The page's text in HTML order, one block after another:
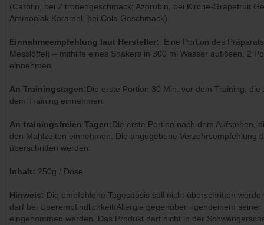
(Carotin, bei Zitronengeschmack; Azorubin, bei Kirche-Grapefruit
Ammoniak Karamel, bei Cola Geschmack).
Einnahmeempfehlung laut Hersteller:
Eine Portion des
Messlöffel) – mithilfe eines Shakers in 300 ml Wasser auflösen. 2
einnehmen.
An Trainingstagen:Die erste Portion 30 Min. vor dem Training, die
dem Training einnehmen.
An trainingsfreien Tagen:Die erste Portion nach dem Aufstehen,
den Mahlzeiten einnehmen. Die angegebene Verzehrsempfehlung
überschritten werden.
Inhalt: 250g / Dose
Hinweis: Die empfohlene Tagesdosis soll nicht überschritten
darf bei Überempfindlichkeit/Allergie gegenüber irgendeinem seiner
eingenommen werden. Das Produkt darf nicht in der